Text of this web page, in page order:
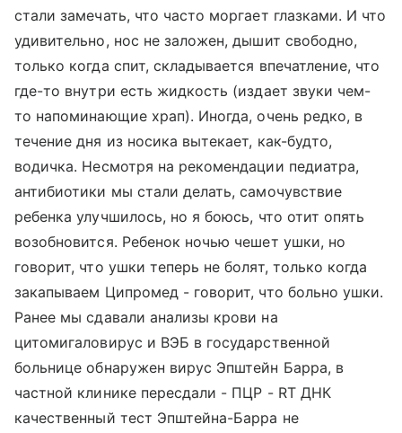
стали замечать, что часто моргает глазками. И что
удивительно, нос не заложен, дышит свободно,
только когда спит, складывается впечатление, что
где-то внутри есть жидкость (издает звуки чем-
то напоминающие храп). Иногда, очень редко, в
течение дня из носика вытекает, как-будто,
водичка. Несмотря на рекомендации педиатра,
антибиотики мы стали делать, самочувствие
ребенка улучшилось, но я боюсь, что отит опять
возобновится. Ребенок ночью чешет ушки, но
говорит, что ушки теперь не болят, только когда
закапываем Ципромед - говорит, что больно ушки.
Ранее мы сдавали анализы крови на
цитомигаловирус и ВЭБ в государственной
больнице обнаружен вирус Эпштейн Барра, в
частной клинике пересдали - ПЦР - RT ДНК
качественный тест Эпштейна-Барра не